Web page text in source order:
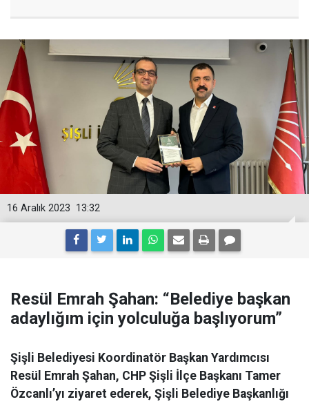
13:32
16 Aralık 2023
Resül Emrah Şahan: “Belediye başkan
adaylığım için yolculuğa başlıyorum”
Şişli Belediyesi Koordinatör Başkan Yardımcısı
Resül Emrah Şahan, CHP Şişli İlçe Başkanı Tamer
Özcanlı’yı ziyaret ederek, Şişli Belediye Başkanlığı